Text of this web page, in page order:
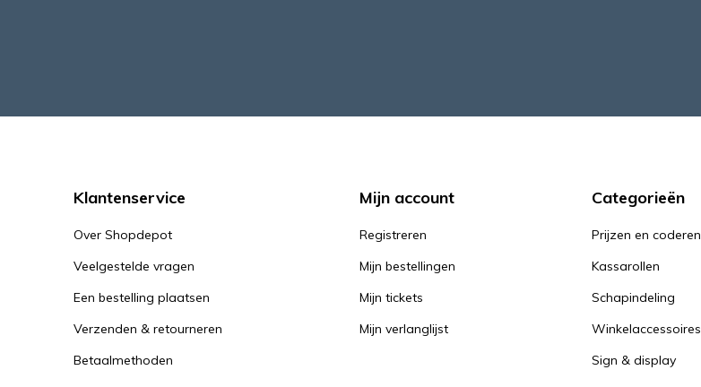
Klantenservice
Over Shopdepot
Veelgestelde vragen
Een bestelling plaatsen
Verzenden & retourneren
Betaalmethoden
Mijn account
Registreren
Mijn bestellingen
Mijn tickets
Mijn verlanglijst
Categorieën
Prijzen en coderen
Kassarollen
Schapindeling
Winkelaccessoires
Sign & display